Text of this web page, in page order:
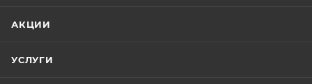
АКЦИИ
УСЛУГИ